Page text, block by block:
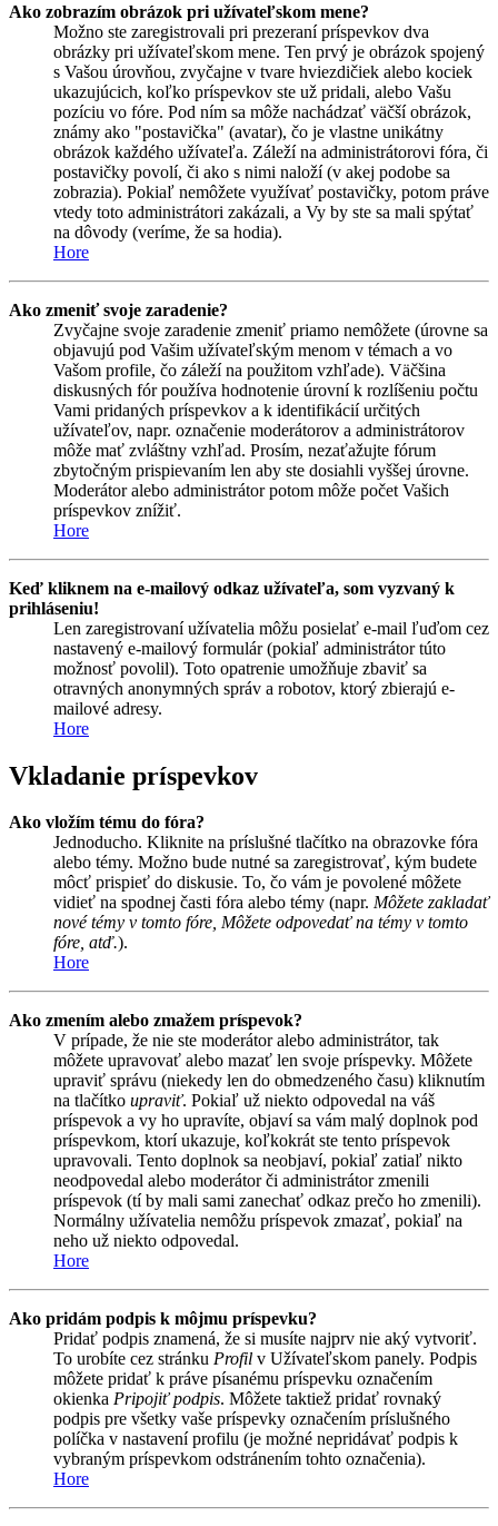
Ako zobrazím obrázok pri užívateľskom mene?
Možno ste zaregistrovali pri prezeraní príspevkov dva
obrázky pri užívateľskom mene. Ten prvý je obrázok spojený
s Vašou úrovňou, zvyčajne v tvare hviezdičiek alebo kociek
ukazujúcich, koľko príspevkov ste už pridali, alebo Vašu
pozíciu vo fóre. Pod ním sa môže nachádzať väčší obrázok,
známy ako "postavička" (avatar), čo je vlastne unikátny
obrázok každého užívateľa. Záleží na administrátorovi fóra, či
postavičky povolí, či ako s nimi naloží (v akej podobe sa
zobrazia). Pokiaľ nemôžete využívať postavičky, potom práve
vtedy toto administrátori zakázali, a Vy by ste sa mali spýtať
na dôvody (veríme, že sa hodia).
Hore
Ako zmeniť svoje zaradenie?
Zvyčajne svoje zaradenie zmeniť priamo nemôžete (úrovne sa
objavujú pod Vašim užívateľským menom v témach a vo
Vašom profile, čo záleží na použitom vzhľade). Väčšina
diskusných fór používa hodnotenie úrovní k rozlíšeniu počtu
Vami pridaných príspevkov a k identifikácií určitých
užívateľov, napr. označenie moderátorov a administrátorov
môže mať zvláštny vzhľad. Prosím, nezaťažujte fórum
zbytočným prispievaním len aby ste dosiahli vyššej úrovne.
Moderátor alebo administrátor potom môže počet Vašich
príspevkov znížiť.
Hore
Keď kliknem na e-mailový odkaz užívateľa, som vyzvaný k
prihláseniu!
Len zaregistrovaní užívatelia môžu posielať e-mail ľuďom cez
nastavený e-mailový formulár (pokiaľ administrátor túto
možnosť povolil). Toto opatrenie umožňuje zbaviť sa
otravných anonymných správ a robotov, ktorý zbierajú e-
mailové adresy.
Hore
Vkladanie príspevkov
Ako vložím tému do fóra?
Jednoducho. Kliknite na príslušné tlačítko na obrazovke fóra
alebo témy. Možno bude nutné sa zaregistrovať, kým budete
môcť prispieť do diskusie. To, čo vám je povolené môžete
vidieť na spodnej časti fóra alebo témy (napr. Môžete zakladať
nové témy v tomto fóre, Môžete odpovedať na témy v tomto
fóre, atď.).
Hore
Ako zmením alebo zmažem príspevok?
V prípade, že nie ste moderátor alebo administrátor, tak
môžete upravovať alebo mazať len svoje príspevky. Môžete
upraviť správu (niekedy len do obmedzeného času) kliknutím
na tlačítko upraviť. Pokiaľ už niekto odpovedal na váš
príspevok a vy ho upravíte, objaví sa vám malý doplnok pod
príspevkom, ktorí ukazuje, koľkokrát ste tento príspevok
upravovali. Tento doplnok sa neobjaví, pokiaľ zatiaľ nikto
neodpovedal alebo moderátor či administrátor zmenili
príspevok (tí by mali sami zanechať odkaz prečo ho zmenili).
Normálny užívatelia nemôžu príspevok zmazať, pokiaľ na
neho už niekto odpovedal.
Hore
Ako pridám podpis k môjmu príspevku?
Pridať podpis znamená, že si musíte najprv nie aký vytvoriť.
To urobíte cez stránku Profil v Užívateľskom panely. Podpis
môžete pridať k práve písanému príspevku označením
okienka Pripojiť podpis. Môžete taktiež pridať rovnaký
podpis pre všetky vaše príspevky označením príslušného
políčka v nastavení profilu (je možné nepridávať podpis k
vybraným príspevkom odstránením tohto označenia).
Hore